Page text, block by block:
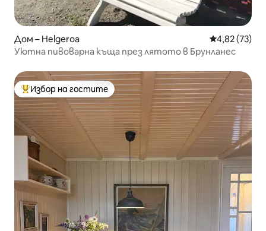
Дом – Helgeroa Средна
4,82 (73)
Уютна пивоварна къща през лятото в Брунланес
Най-популярен избор на гостите
Избор на гостите